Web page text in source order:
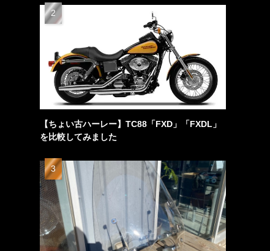
【ちょい古ハーレー】TC88「FXD」「FXDL」
を比較してみました